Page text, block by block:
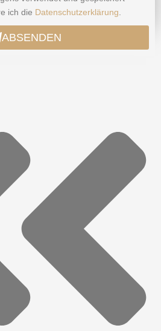
ich die Datenschutzerklärung.
ABSENDEN